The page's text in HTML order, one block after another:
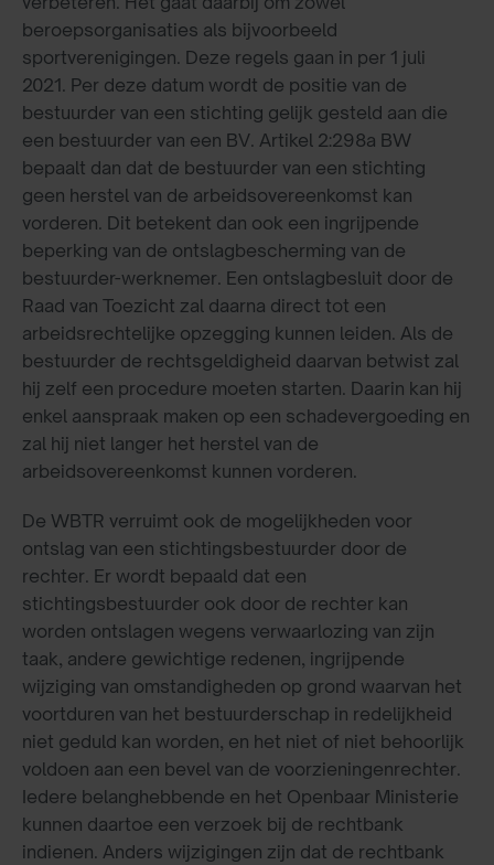
beroepsorganisaties als bijvoorbeeld
sportverenigingen. Deze regels gaan in per 1 juli
2021. Per deze datum wordt de positie van de
bestuurder van een stichting gelijk gesteld aan die
een bestuurder van een BV. Artikel 2:298a BW
bepaalt dan dat de bestuurder van een stichting
geen herstel van de arbeidsovereenkomst kan
vorderen. Dit betekent dan ook een ingrijpende
beperking van de ontslagbescherming van de
bestuurder-werknemer. Een ontslagbesluit door de
Raad van Toezicht zal daarna direct tot een
arbeidsrechtelijke opzegging kunnen leiden. Als de
bestuurder de rechtsgeldigheid daarvan betwist zal
hij zelf een procedure moeten starten. Daarin kan hij
enkel aanspraak maken op een schadevergoeding en
zal hij niet langer het herstel van de
arbeidsovereenkomst kunnen vorderen.
De WBTR verruimt ook de mogelijkheden voor
ontslag van een stichtingsbestuurder door de
rechter. Er wordt bepaald dat een
stichtingsbestuurder ook door de rechter kan
worden ontslagen wegens verwaarlozing van zijn
taak, andere gewichtige redenen, ingrijpende
wijziging van omstandigheden op grond waarvan het
voortduren van het bestuurderschap in redelijkheid
niet geduld kan worden, en het niet of niet behoorlijk
voldoen aan een bevel van de voorzieningenrechter.
Iedere belanghebbende en het Openbaar Ministerie
kunnen daartoe een verzoek bij de rechtbank
indienen. Anders wijzigingen zijn dat de rechtbank